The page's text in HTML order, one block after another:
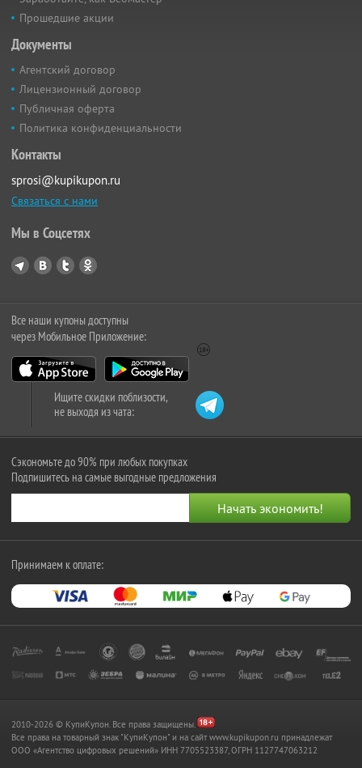
Прошедшие акции
Документы
Агентский договор
Лицензионный договор
Публичная оферта
Политика конфиденциальности
Контакты
sprosi@kupikupon.ru
Связаться с нами
Мы в Соцсетях
Все наши купоны доступны
через Мобильное Приложение:
Ищите скидки поблизости,
не выходя из чата:
Сэкономьте до 90% при любых покупках
Подпишитесь на самые выгодные предложения
Принимаем к оплате:
2010-2026 © КупиКупон. Все права защищены.
Все права на товарный знак "КупиКупон" и на сайт www.kupikupon.ru принадлежат
OOO «Агентство цифровых решений» ИНН 7705523387, ОГРН 1127747063212